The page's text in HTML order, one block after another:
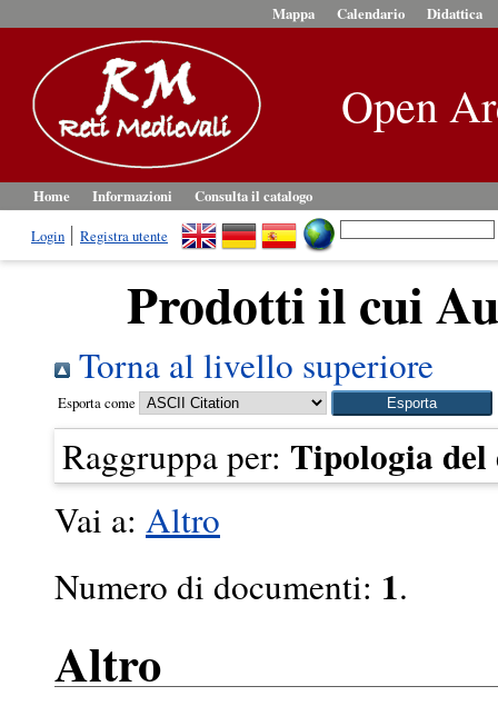
Mappa Calendario Didattica
Open
Home Informazioni
Consulta il catalogo
Login
Registra utente
Prodotti il cui
Torna al livello superiore
Esporta come
Raggruppa per: Tipologia del
Vai a: Altro
Numero di documenti: 1.
Altro